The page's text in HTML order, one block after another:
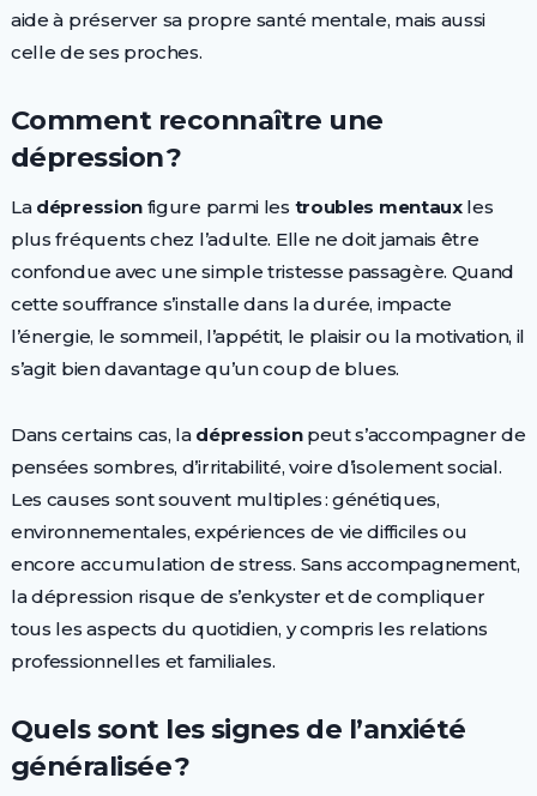
aide à préserver sa propre santé mentale, mais aussi
celle de ses proches.
Comment reconnaître une
dépression ?
La dépression figure parmi les troubles mentauxles
plus fréquents chez l’adulte. Elle ne doit jamais être
confondue avec une simple tristesse passagère. Quand
cette souffrance s’installe dans la durée, impacte
l’énergie, le sommeil, l’appétit, le plaisir ou la motivation, il
s’agit bien davantage qu’un coup de blues.
Dans certains cas, la dépressionpeut s’accompagner de
pensées sombres, d’irritabilité, voire d’isolement social.
Les causes sont souvent multiples : génétiques,
environnementales, expériences de vie difficiles ou
encore accumulation de stress. Sans accompagnement,
la dépression risque de s’enkyster et de compliquer
tous les aspects du quotidien, y compris les relations
professionnelles et familiales.
Quels sont les signes de l’anxiété
généralisée ?